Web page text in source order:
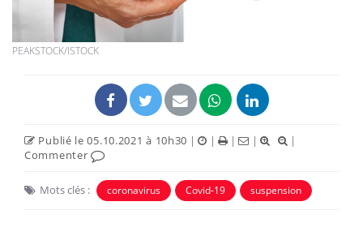
PEAKSTOCK/ISTOCK
Publié le 05.10.2021 à 10h30 | | | |
|
Commenter
Mots clés : coronavirus Covid-19 suspension